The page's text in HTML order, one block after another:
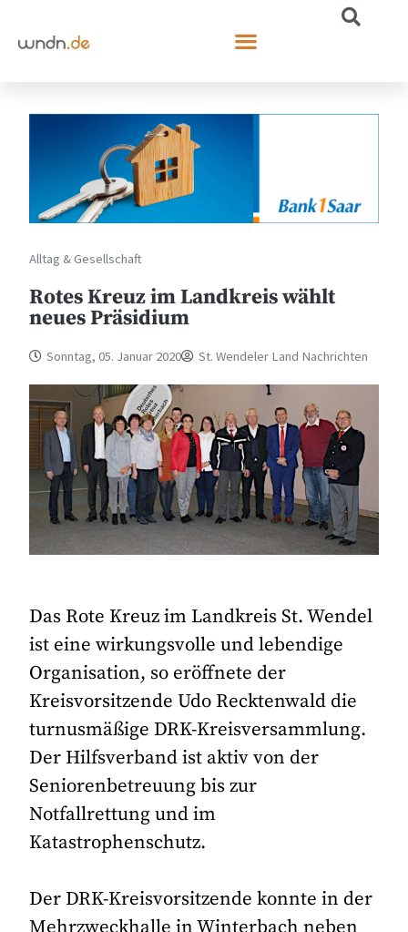
Alltag & Gesellschaft
Rotes Kreuz im Landkreis wählt
neues Präsidium
Sonntag, 05. Januar 2020 St. Wendeler Land Nachrichten
Das Rote Kreuz im Landkreis St. Wendel
ist eine wirkungsvolle und lebendige
Organisation, so eröffnete der
Kreisvorsitzende Udo Recktenwald die
turnusmäßige DRK-Kreisversammlung.
Der Hilfsverband ist aktiv von der
Seniorenbetreuung bis zur
Notfallrettung und im
Katastrophenschutz.
Der DRK-Kreisvorsitzende konnte in der